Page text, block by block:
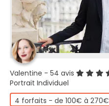
Valentine - 54 avis
Portrait Individuel
4 forfaits - de 100€ à 270€